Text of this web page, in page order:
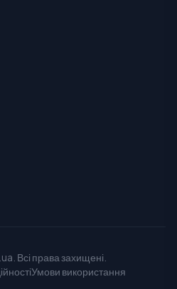
Всі права захищені.
Умови використання